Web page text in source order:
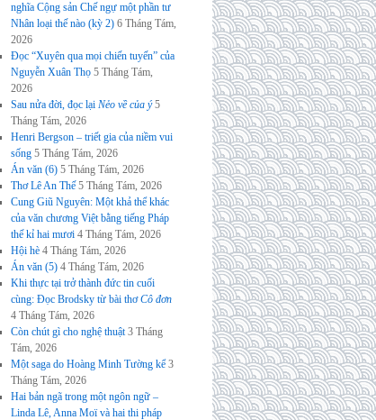
nghĩa Cộng sản Chế ngự một phần tư
Nhân loại thế nào (kỳ 2) 6 Tháng Tám,
2026
Đọc “Xuyên qua mọi chiến tuyến” của
Nguyễn Xuân Thọ 5 Tháng Tám,
2026
Sau nửa đời, đọc lại Nẻo về của ý 5
Tháng Tám, 2026
Henri Bergson – triết gia của niềm vui
sống 5 Tháng Tám, 2026
Án văn (6) 5 Tháng Tám, 2026
Thơ Lê An Thế 5 Tháng Tám, 2026
Cung Giũ Nguyên: Một khả thể khác
của văn chương Việt bằng tiếng Pháp
thế kỉ hai mươi 4 Tháng Tám, 2026
Hội hè 4 Tháng Tám, 2026
Án văn (5) 4 Tháng Tám, 2026
Khi thực tại trở thành đức tin cuối
cùng: Đọc Brodsky từ bài thơCô đơn
4 Tháng Tám, 2026
Còn chút gì cho nghệ thuật 3 Tháng
Tám, 2026
Một saga do Hoàng Minh Tường kể 3
Tháng Tám, 2026
Hai bản ngã trong một ngôn ngữ –
Linda Lê, Anna Moï và hai thi pháp